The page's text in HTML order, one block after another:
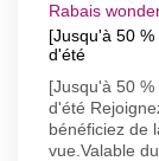
Rabais
[Jusqu'à 50
d'été
[Jusqu'à 50
d'été
bénéficiez de
vue.Valable